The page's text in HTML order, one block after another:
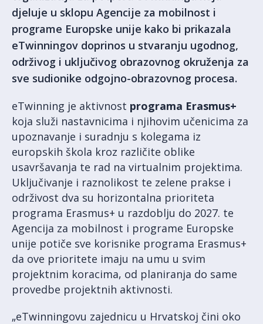
djeluje u sklopu Agencije za mobilnost i
programe Europske unije kako bi prikazala
eTwinningov doprinos u stvaranju ugodnog,
održivog i uključivog obrazovnog okruženja za
sve sudionike odgojno-obrazovnog procesa.
eTwinning je aktivnost programa Erasmus+
koja služi nastavnicima i njihovim učenicima za
upoznavanje i suradnju s kolegama iz
europskih škola kroz različite oblike
usavršavanja te rad na virtualnim projektima.
Uključivanje i raznolikost te zelene prakse i
održivost dva su horizontalna prioriteta
programa Erasmus+ u razdoblju do 2027. te
Agencija za mobilnost i programe Europske
unije potiče sve korisnike programa Erasmus+
da ove prioritete imaju na umu u svim
projektnim koracima, od planiranja do same
provedbe projektnih aktivnosti.
„eTwinningovu zajednicu u Hrvatskoj čini oko